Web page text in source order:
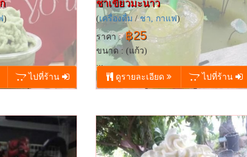
)
ไปที่ร้าน
ชาเขียวมะนาว
(เครื่องดื่ม /ชา, กาแฟ)
ราคา :฿25
ขนาด : (แก้ว)
...
ดูรายละเอียด
ไปที่ร้าน